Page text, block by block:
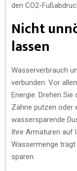
den CO2-
Nicht
lassen
Wasserverbrauch
verbunden. Vor
Energie. Drehen
Zähne putzen oder
wassersparende
Ihre Armaturen auf
Wassermenge trägt
sparen.